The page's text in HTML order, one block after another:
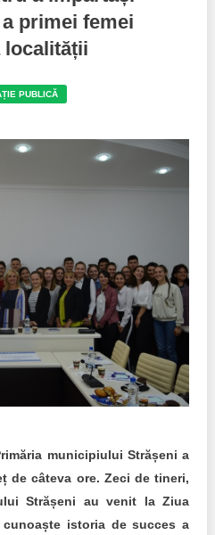
Board
enterprises
and transparency of key
primei femei
localității
PUBLICĂ
municipiului Strășeni a
de câteva ore. Zeci de tineri,
Strășeni au venit la Ziua
istoria de succes a